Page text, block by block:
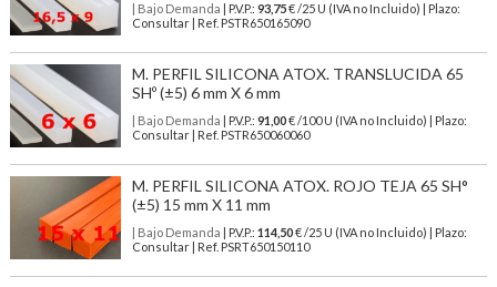
| Bajo Demanda | P.V.P.: 93,75€ /25 U (IVA no Incluido) | Plazo:
Consultar | Ref. PSTR650165090
M. PERFIL SILICONA ATOX. TRANSLUCIDA 65
SHº (±5) 6 mm X 6 mm
| Bajo Demanda | P.V.P.: 91,00€ /100 U (IVA no Incluido) | Plazo:
Consultar | Ref. PSTR650060060
M. PERFIL SILICONA ATOX. ROJO TEJA 65 SH°
(±5) 15 mm X 11 mm
| Bajo Demanda | P.V.P.: 114,50€ /25 U (IVA no Incluido) | Plazo:
Consultar | Ref. PSRT650150110